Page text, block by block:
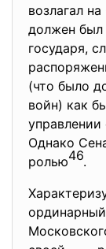
возлагал
должен был
государя,
(что было
войн) как
управлении
Однако
ролью46.